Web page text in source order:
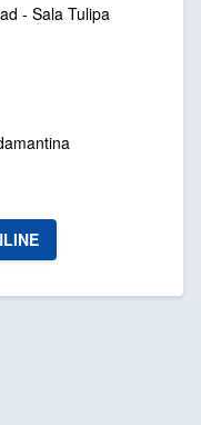
- Sala Tulipa